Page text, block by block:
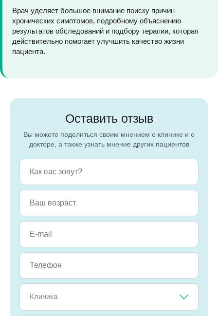
нормализовались, улучшилось общее самочувствие
и уровень энергии. Пациентка отметила
внимательное сопровождение и подробные
рекомендации на всех этапах лечения.
Врач уделяет большое внимание поиску причин
хронических симптомов, подробному объяснению
результатов обследований и подбору терапии, которая
действительно помогает улучшить качество жизни
пациента.
Оставить отзыв
Вы можете поделиться своим мнением о клинике и о
докторе, а также узнать мнение других пациентов
Клиника